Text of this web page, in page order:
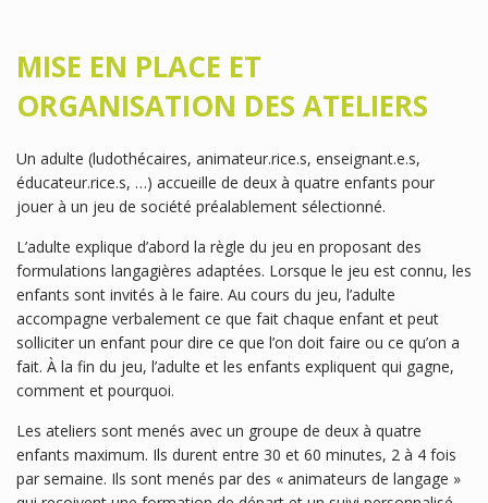
MISE EN PLACE ET
ORGANISATION DES ATELIERS
Un adulte (ludothécaires, animateur.rice.s, enseignant.e.s,
éducateur.rice.s, …) accueille de deux à quatre enfants pour
jouer à un jeu de société préalablement sélectionné.
L’adulte explique d’abord la règle du jeu en proposant des
formulations langagières adaptées. Lorsque le jeu est connu, les
enfants sont invités à le faire. Au cours du jeu, l’adulte
accompagne verbalement ce que fait chaque enfant et peut
solliciter un enfant pour dire ce que l’on doit faire ou ce qu’on a
fait. À la fin du jeu, l’adulte et les enfants expliquent qui gagne,
comment et pourquoi.
Les ateliers sont menés avec un groupe de deux à quatre
enfants maximum. Ils durent entre 30 et 60 minutes, 2 à 4 fois
par semaine. Ils sont menés par des « animateurs de langage »